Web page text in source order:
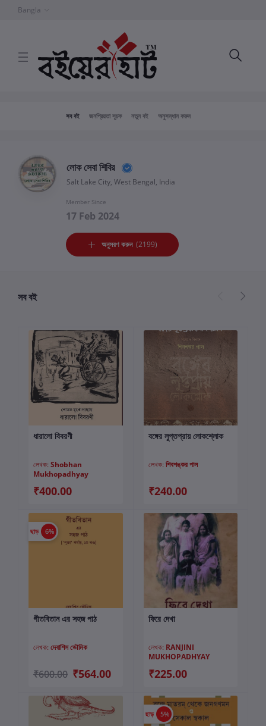
Bangla
সব বই জনপ্রিয়তা সূচক নতুন বই অনুসন্ধান করুন
লোক সেবা শিবির
Salt Lake City, West Bengal, India
Member Since
17 Feb 2024
অনুসরণ করুন(2199)
সব বই
কার্টে যোগ করুন
ধারালো বিবরণী
লেখক: Shobhan
Mukhopadhyay
₹400.00
কার্টে যোগ করুন
বঙ্গের লুপ্তপ্রায় লোকশ্লোক
লেখক: শিবশঙ্কর পাল
₹240.00
ছাড় 6%
কার্টে যোগ করুন
গীতবিতান এর সহজ পাঠ
লেখক: দেবাশিস ভৌমিক
₹600.00 ₹564.00
কার্টে যোগ করুন
ফিরে দেখা
লেখক: RANJINI
MUKHOPADHYAY
₹225.00
ছাড় 5%